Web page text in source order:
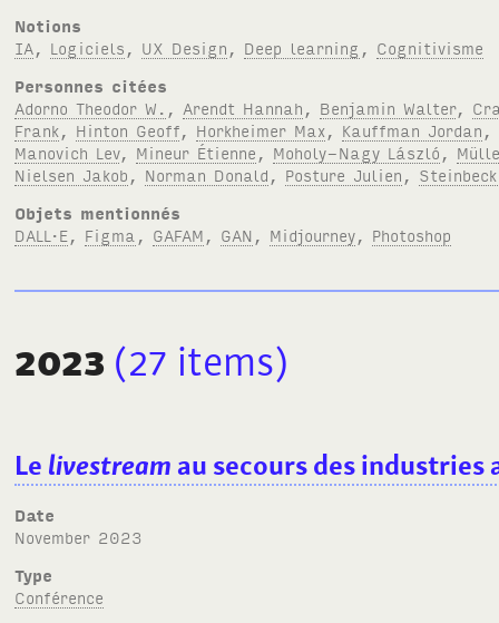
Notions
IA, Logiciels , UX Design , Deep learning , Cognitivisme
Personnes citées
Adorno Theodor W. , Arendt Hannah , Benjamin Walter,
Frank, Hinton Geoff, Horkheimer Max, Kauffman Jordan ,
Manovich Lev, Mineur Étienne , Moholy-Nagy László ,
Nielsen Jakob , Norman Donald , Posture Julien ,
Objets mentionnés
DALL·E, Figma , GAFAM , GAN , Midjourney, Photoshop
2023 (27 items)
Le livestream au secours des industries
Date
November 2023
Type
Conférence